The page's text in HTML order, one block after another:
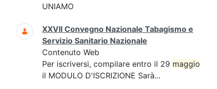
UNIAMO
XXVII Convegno Nazionale Tabagismo e
Servizio Sanitario Nazionale
Contenuto Web
Per iscriversi, compilare entro il 29 maggio
il MODULO D'ISCRIZIONE Sarà...